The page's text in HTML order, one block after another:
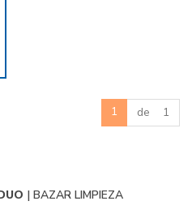
1 de 1
| BAZAR LIMPIEZA